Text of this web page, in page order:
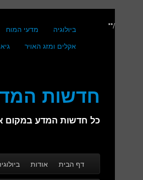
ביולוגיה מדעי המוח
אקלים ומזג האויר
חדשות
כל חדשות המדע במקום
Main menu
דף הבית אודות
/**